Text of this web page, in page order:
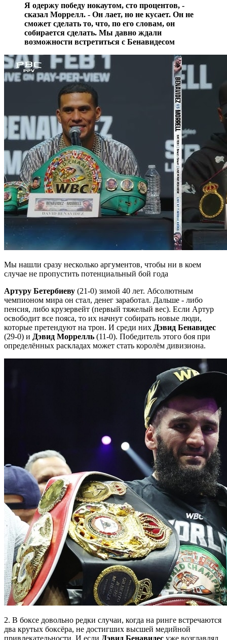
Я одержу победу нокаутом, сто процентов, -
сказал Моррелл. - Он лает, но не кусает. Он не
сможет сделать то, что, по его словам, он
собирается сделать. Мы давно ждали
возможности встретиться с Бенавидесом
Мы нашли сразу несколько аргументов, чтобы ни в коем
случае не пропустить потенциальный бой года
Артуру Бетербиеву (21-0) зимой 40 лет. Абсолютным
чемпионом мира он стал, денег заработал. Дальше - либо
пенсия, либо крузервейт (первый тяжелый вес). Если Артур
освободит все пояса, то их начнут собирать новые люди,
которые претендуют на трон. И среди них Дэвид Бенавидес
(29-0) и Дэвид Моррелль (11-0). Победитель этого боя при
определённых раскладах может стать королём дивизиона.
2. В боксе довольно редки случаи, когда на ринге встречаются
два крутых боксёра, не достигших высшей медийной
привлекательности. И если Дэвид Бенавидес уже возглавлял